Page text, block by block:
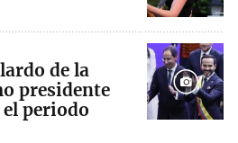
de la
presidente
periodo